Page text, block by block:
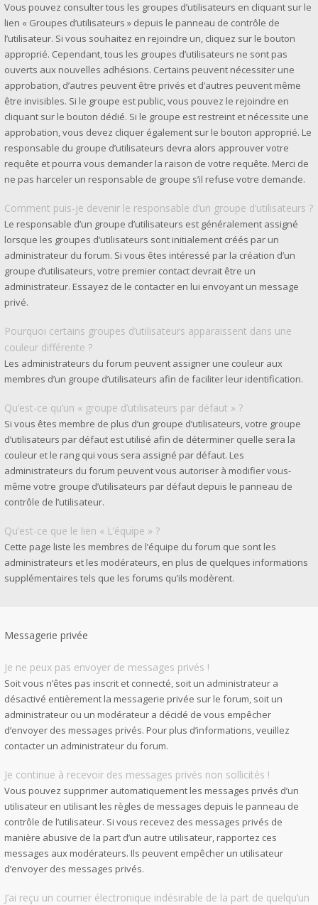
Vous pouvez consulter tous les groupes d’utilisateurs en cliquant sur le
lien « Groupes d’utilisateurs » depuis le panneau de contrôle de
l’utilisateur. Si vous souhaitez en rejoindre un, cliquez sur le bouton
approprié. Cependant, tous les groupes d’utilisateurs ne sont pas
ouverts aux nouvelles adhésions. Certains peuvent nécessiter une
approbation, d’autres peuvent être privés et d’autres peuvent même
être invisibles. Si le groupe est public, vous pouvez le rejoindre en
cliquant sur le bouton dédié. Si le groupe est restreint et nécessite une
approbation, vous devez cliquer également sur le bouton approprié. Le
responsable du groupe d’utilisateurs devra alors approuver votre
requête et pourra vous demander la raison de votre requête. Merci de
ne pas harceler un responsable de groupe s’il refuse votre demande.
Comment puis-je devenir le responsable d’un groupe d’utilisateurs ?
Le responsable d’un groupe d’utilisateurs est généralement assigné
lorsque les groupes d’utilisateurs sont initialement créés par un
administrateur du forum. Si vous êtes intéressé par la création d’un
groupe d’utilisateurs, votre premier contact devrait être un
administrateur. Essayez de le contacter en lui envoyant un message
privé.
Pourquoi certains groupes d’utilisateurs apparaissent dans une
couleur différente ?
Les administrateurs du forum peuvent assigner une couleur aux
membres d’un groupe d’utilisateurs afin de faciliter leur identification.
Qu’est-ce qu’un « groupe d’utilisateurs par défaut » ?
Si vous êtes membre de plus d’un groupe d’utilisateurs, votre groupe
d’utilisateurs par défaut est utilisé afin de déterminer quelle sera la
couleur et le rang qui vous sera assigné par défaut. Les
administrateurs du forum peuvent vous autoriser à modifier vous-
même votre groupe d’utilisateurs par défaut depuis le panneau de
contrôle de l’utilisateur.
Qu’est-ce que le lien « L’équipe » ?
Cette page liste les membres de l’équipe du forum que sont les
administrateurs et les modérateurs, en plus de quelques informations
supplémentaires tels que les forums qu’ils modèrent.
Messagerie privée
Je ne peux pas envoyer de messages privés !
Soit vous n’êtes pas inscrit et connecté, soit un administrateur a
désactivé entièrement la messagerie privée sur le forum, soit un
administrateur ou un modérateur a décidé de vous empêcher
d’envoyer des messages privés. Pour plus d’informations, veuillez
contacter un administrateur du forum.
Je continue à recevoir des messages privés non sollicités !
Vous pouvez supprimer automatiquement les messages privés d’un
utilisateur en utilisant les règles de messages depuis le panneau de
contrôle de l’utilisateur. Si vous recevez des messages privés de
manière abusive de la part d’un autre utilisateur, rapportez ces
messages aux modérateurs. Ils peuvent empêcher un utilisateur
d’envoyer des messages privés.
J’ai reçu un courrier électronique indésirable de la part de quelqu’un